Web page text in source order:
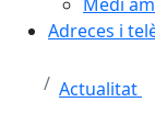
Adreces i
Actualitat